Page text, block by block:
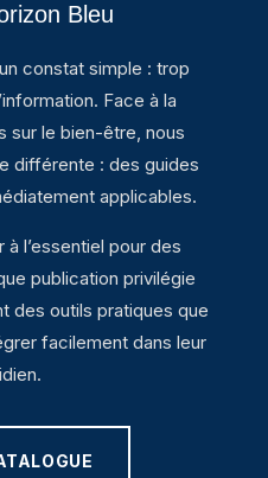
Bleu
constat simple : trop
Face à la
sur le bien-être, nous
différente : des guides
applicables.
l’essentiel pour des
publication privilégie
des outils pratiques que
facilement dans leur